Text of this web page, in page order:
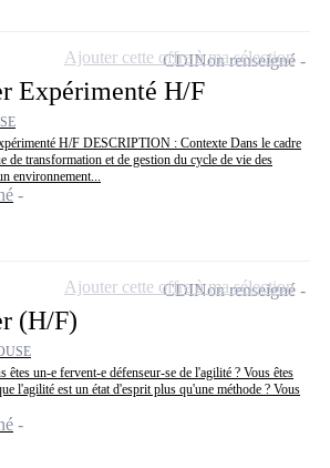
Expérimenté H/F
H/F DESCRIPTION : Contexte Dans le cadre
de transformation et de gestion du cycle de vie des
environnement...
CDINon renseigné
Ajouter cette offre à ma sélection
(H/F)
êtes un-e fervent-e défenseur-se de l'agilité ? Vous êtes
l'agilité est un état d'esprit plus qu'une méthode ? Vous
CDINon renseigné
Ajouter cette offre à ma sélection